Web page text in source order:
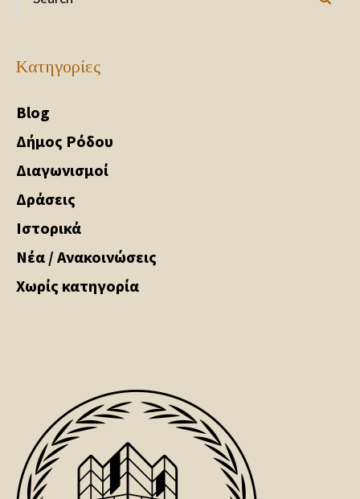
Kατηγορίες
Blog
Δήμος Ρόδου
Διαγωνισμοί
Δράσεις
Ιστορικά
Νέα / Ανακοινώσεις
Χωρίς κατηγορία